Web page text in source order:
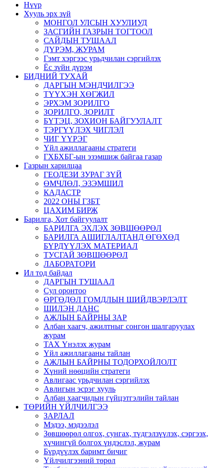
Нүүр
Хууль эрх зүй
МОНГОЛ УЛСЫН ХУУЛИУД
ЗАСГИЙН ГАЗРЫН ТОГТООЛ
САЙДЫН ТУШААЛ
ДҮРЭМ, ЖУРАМ
Гэмт хэргээс урьдчилан сэргийлэх
Ёс зүйн дүрэм
БИДНИЙ ТУХАЙ
ДАРГЫН МЭНДЧИЛГЭЭ
ТҮҮХЭН ХӨГЖИЛ
ЭРХЭМ ЗОРИЛГО
ЗОРИЛГО, ЗОРИЛТ
БҮТЭЦ, ЗОХИОН БАЙГУУЛАЛТ
ТЭРГҮҮЛЭХ ЧИГЛЭЛ
ЧИГ ҮҮРЭГ
Үйл ажиллагааны стратеги
ГХБХБГ-ын эзэмшиж байгаа газар
Газрын харилцаа
ГЕОДЕЗИ ЗУРАГ ЗҮЙ
ӨМЧЛӨЛ, ЭЗЭМШИЛ
КАДАСТР
2022 ОНЫ ГЗБТ
ЦАХИМ БИРЖ
Барилга, Хот байгуулалт
БАРИЛГА ЭХЛЭХ ЗӨВШӨӨРӨЛ
БАРИЛГА АШИГЛАЛТАНД ӨГӨХӨД
БҮРДҮҮЛЭХ МАТЕРИАЛ
ТУСГАЙ ЗӨВШӨӨРӨЛ
ЛАБОРАТОРИ
Ил тод байдал
ДАРГЫН ТУШААЛ
Сул оронтоо
ӨРГӨДӨЛ ГОМДЛЫН ШИЙДВЭРЛЭЛТ
ШИЛЭН ДАНС
АЖЛЫН БАЙРНЫ ЗАР
Албан хаагч, ажилтныг сонгон шалгаруулах
журам
ТАХ Үнэлэх журам
Үйл ажиллагааны тайлан
АЖЛЫН БАЙРНЫ ТОДОРХОЙЛОЛТ
Хүний нөөцийн стратеги
Авлигаас урьдчилан сэргийлэх
Авлигын эсрэг хууль
Албан хаагчидын гүйцэтгэлийн тайлан
ТӨРИЙН ҮЙЛЧИЛГЭЭ
ЗАРЛАЛ
Мэдээ, мэдээлэл
Зөвшөөрөл олгох, сунгах, түдгэлзүүлэх, сэргээх,
хүчингүй болгох үндэслэл, журам
Бүрдүүлэх баримт бичиг
Үйлчилгээний төрөл